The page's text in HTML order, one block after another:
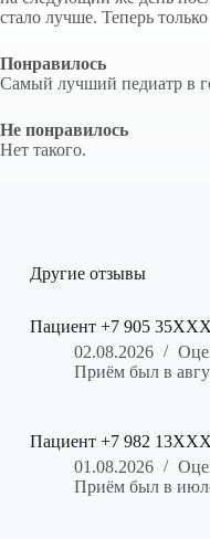
стало лучше. Теперь
Понравилось
Самый лучший педиатр в
Не понравилось
Нет такого.
Другие отзывы
Пациент +7 905
02.08.2026
Приём был в
Пациент +7 982
01.08.2026
Приём был в